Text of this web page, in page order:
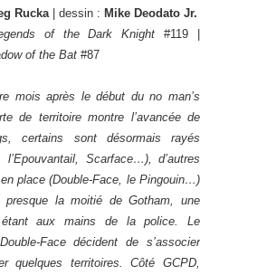
Rucka | dessin : Mike Deodato Jr.
of the Dark Knight #119 |
of the Bat #87
mois après le début du no man’s
de territoire montre l’avancée de
certains sont désormais rayés
Scarface…), d’autres
place (Double-Face, le Pingouin…)
la moitié de Gotham, une
aux mains de la police. Le
Face décident de s’associer
quelques territoires. Côté GCPD,